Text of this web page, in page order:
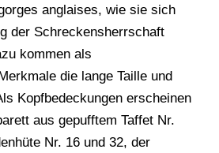
anglaises, wie sie sich
der Schreckensherrschaft
kommen als
die lange Taille und
Kopfbedeckungen erscheinen
aus gepufftem Taffet Nr.
Nr. 16 und 32, der